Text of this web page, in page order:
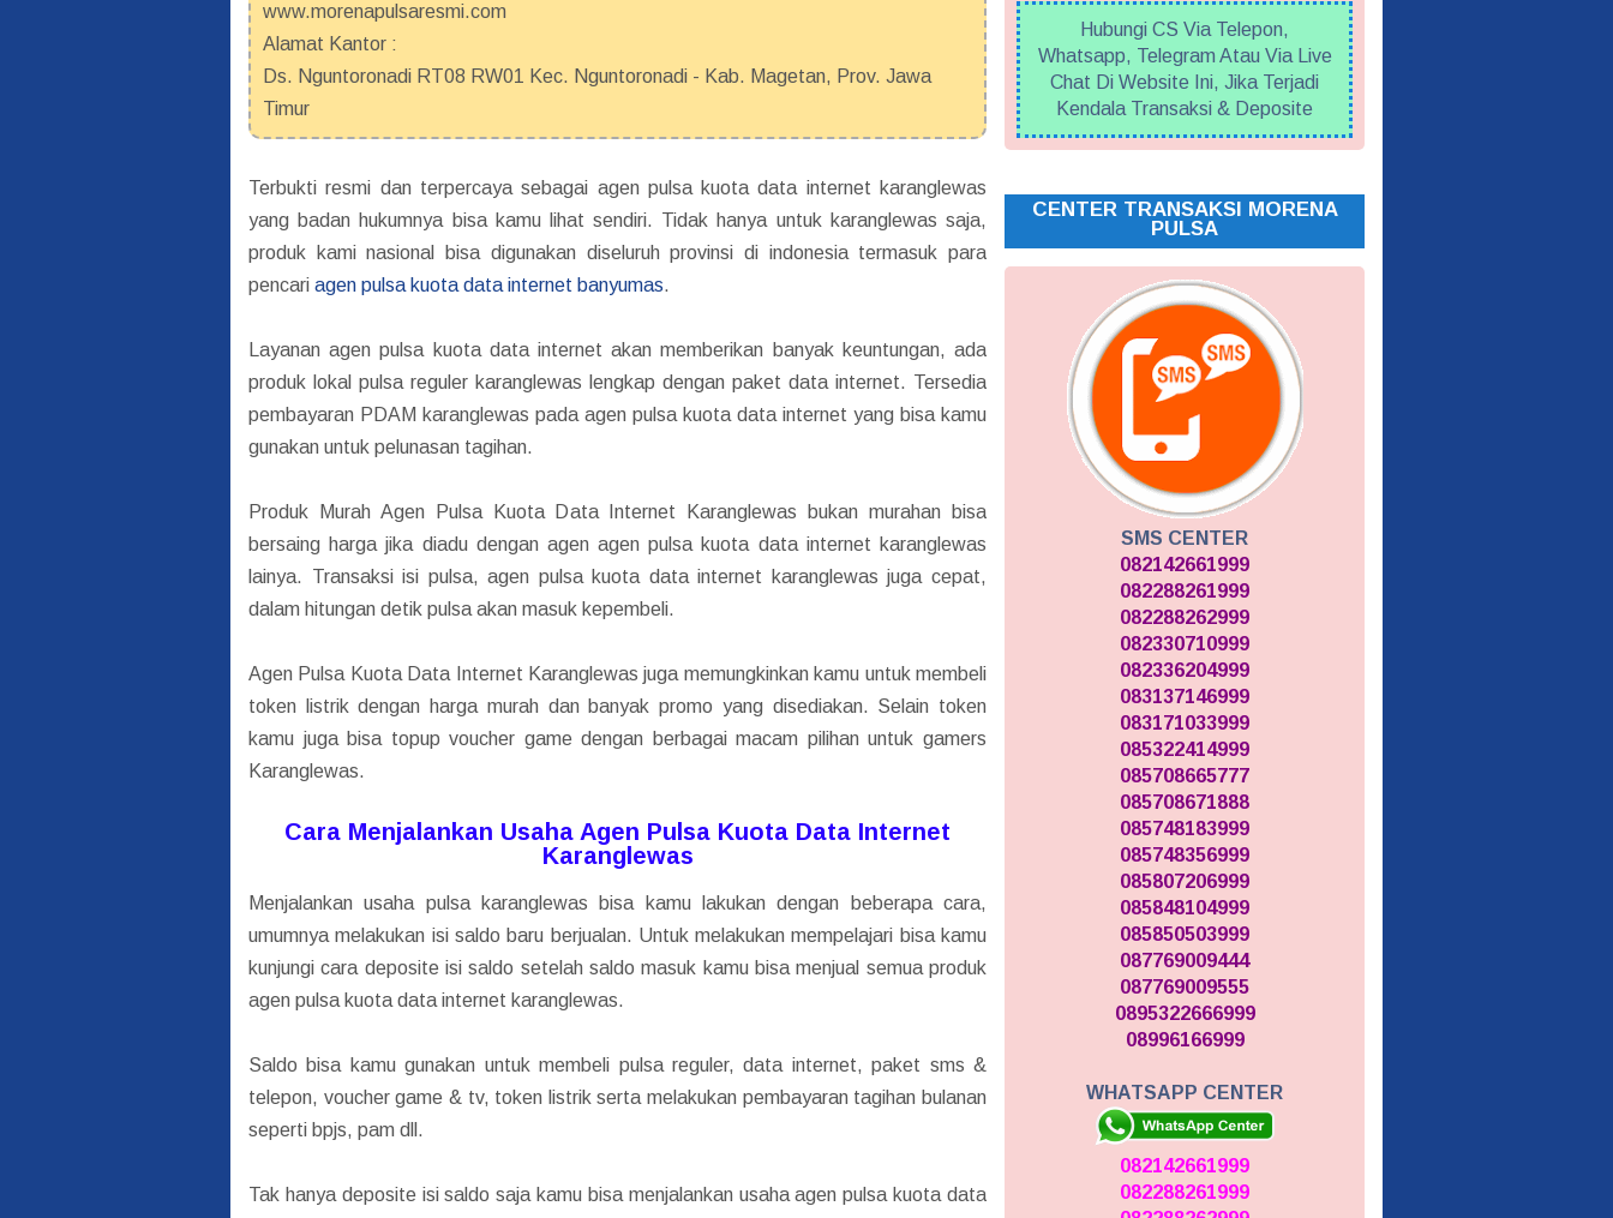
www.morenapulsaresmi.com
Alamat Kantor :
Ds. Nguntoronadi RT08 RW01 Kec. Nguntoronadi - Kab. Magetan, Prov. Jawa
Timur
Terbukti resmi dan terpercaya sebagai agen pulsa kuota data internet karanglewas
yang badan hukumnya bisa kamu lihat sendiri. Tidak hanya untuk karanglewas saja,
produk kami nasional bisa digunakan diseluruh provinsi di indonesia termasuk para
pencari agen pulsa kuota data internet banyumas.
Layanan agen pulsa kuota data internet akan memberikan banyak keuntungan, ada
produk lokal pulsa reguler karanglewas lengkap dengan paket data internet. Tersedia
pembayaran PDAM karanglewas pada agen pulsa kuota data internet yang bisa kamu
gunakan untuk pelunasan tagihan.
Produk Murah Agen Pulsa Kuota Data Internet Karanglewas bukan murahan bisa
bersaing harga jika diadu dengan agen agen pulsa kuota data internet karanglewas
lainya. Transaksi isi pulsa, agen pulsa kuota data internet karanglewas juga cepat,
dalam hitungan detik pulsa akan masuk kepembeli.
Agen Pulsa Kuota Data Internet Karanglewas juga memungkinkan kamu untuk membeli
token listrik dengan harga murah dan banyak promo yang disediakan. Selain token
kamu juga bisa topup voucher game dengan berbagai macam pilihan untuk gamers
Karanglewas.
Cara Menjalankan Usaha Agen Pulsa Kuota Data Internet
Karanglewas
Menjalankan usaha pulsa karanglewas bisa kamu lakukan dengan beberapa cara,
umumnya melakukan isi saldo baru berjualan. Untuk melakukan mempelajari bisa kamu
kunjungi cara deposite isi saldo setelah saldo masuk kamu bisa menjual semua produk
agen pulsa kuota data internet karanglewas.
Saldo bisa kamu gunakan untuk membeli pulsa reguler, data internet, paket sms &
telepon, voucher game & tv, token listrik serta melakukan pembayaran tagihan bulanan
seperti bpjs, pam dll.
Tak hanya deposite isi saldo saja kamu bisa menjalankan usaha agen pulsa kuota data
Hubungi CS Via Telepon,
Whatsapp, Telegram Atau Via Live
Chat Di Website Ini, Jika Terjadi
Kendala Transaksi & Deposite
CENTER TRANSAKSI MORENA
PULSA
SMS CENTER
082142661999
082288261999
082288262999
082330710999
082336204999
083137146999
083171033999
085322414999
085708665777
085708671888
085748183999
085748356999
085807206999
085848104999
085850503999
087769009444
087769009555
0895322666999
08996166999
WHATSAPP CENTER
082142661999
082288261999